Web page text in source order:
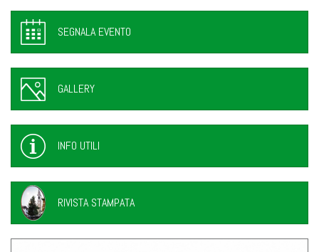
SEGNALA EVENTO
GALLERY
INFO UTILI
RIVISTA STAMPATA